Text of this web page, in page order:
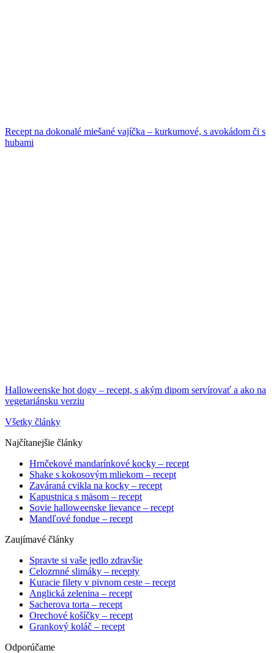
Recept na dokonalé miešané vajíčka – kurkumové, s avokádom či s
hubami
Halloweenske hot dogy – recept, s akým dipom servírovať a ako na
vegetariánsku verziu
Všetky články
Najčítanejšie články
Hrnčekové mandarínkové kocky – recept
Shake s kokosovým mliekom – recept
Zaváraná cvikla na kocky – recept
Kapustnica s mäsom – recept
Sovie halloweenske lievance – recept
Mandľové fondue – recept
Zaujímavé články
Spravte si vaše jedlo zdravšie
Celozrnné slimáky – recepty
Kuracie filety v pivnom ceste – recept
Anglická zelenina – recept
Sacherova torta – recept
Orechové košíčky – recept
Grankový koláč – recept
Odporúčame